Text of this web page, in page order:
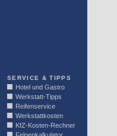
SERVICE & TIPPS
Hotel und Gastro
Werkstatt-Tipps
Reifenservice
Werkstattkosten
KfZ-Kosten-Rechner